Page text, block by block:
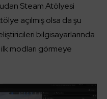
Steam Atölyesi
açılmış olsa da şu
bilgisayarlarında
modları görmeye